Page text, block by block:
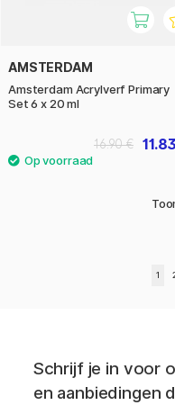
AMSTERDAM
Amsterdam Acrylverf Primary
Set 6 x 20 ml
16.90 €
1
Schrijf je in voor
en aanbiedingen